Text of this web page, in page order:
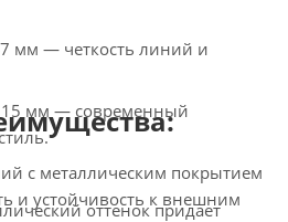
мм — четкость линий и
15 мм — современный
с металлическим покрытием
и устойчивость к внешним
оттенок придает